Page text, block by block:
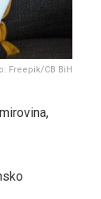
Freepik/CB BiH